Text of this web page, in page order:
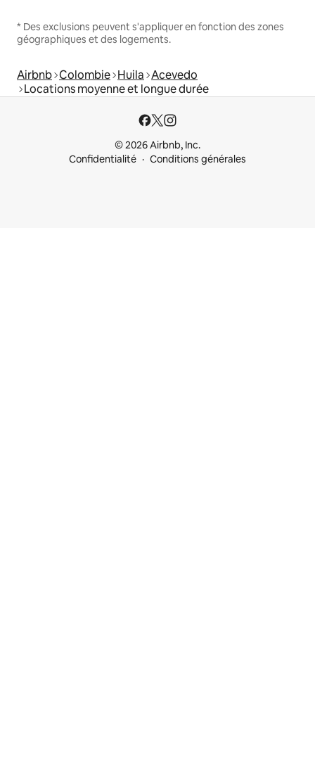
* Des exclusions peuvent s'appliquer en fonction des zones
géographiques et des logements.
Airbnb Colombie Huila Acevedo
Locations moyenne et longue durée
© 2026 Airbnb, Inc.
Confidentialité
Conditions générales